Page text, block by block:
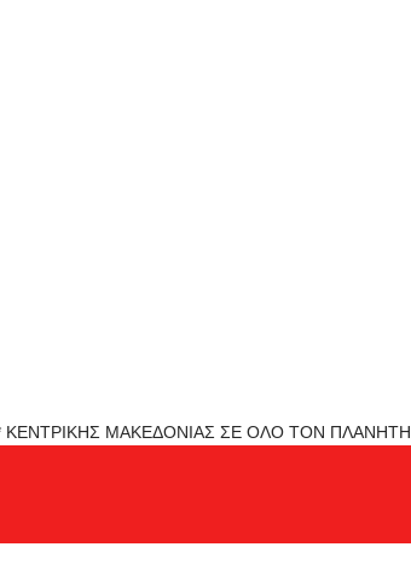
ΚΕΝΤΡΙΚΗΣ ΜΑΚΕΔΟΝΙΑΣ ΣΕ ΟΛΟ ΤΟΝ ΠΛΑΝΗΤΗ